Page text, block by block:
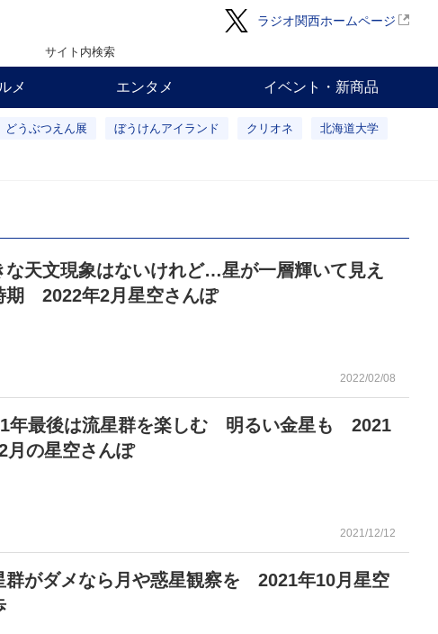
ラジオ関西ホームページ
サイト内検索
メ エンタメ イベント・新商品
どうぶつえん展 ぼうけんアイランド クリオネ 北海道大学
な天文現象はないけれど…星が一層輝いて見え
期 2022年2月星空さんぽ
2022/02/08
年最後は流星群を楽しむ 明るい金星も 2021
月の星空さんぽ
2021/12/12
群がダメなら月や惑星観察を 2021年10月星空